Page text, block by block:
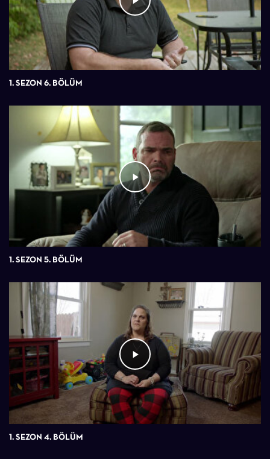
1. SEZON 6. BÖLÜM
1. SEZON 5. BÖLÜM
1. SEZON 4. BÖLÜM